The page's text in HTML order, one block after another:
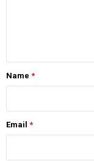
Name *
Email *